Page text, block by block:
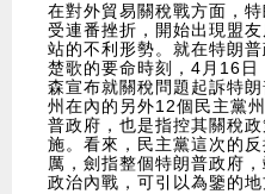
在對外貿易關稅戰方面，
受連番挫折，開始出現盟
站的不利形勢。就在特朗
楚歌的要命時刻，4月16日
森宣布就關稅問題起訴特
州在內的另外12個民主黨
普政府，也是指控其關稅
施。看來，民主黨這次的
厲，劍指整個特朗普政府
政治內戰，可引以為鑒的地